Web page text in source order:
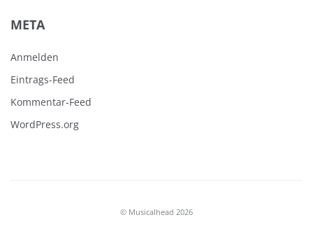
META
Anmelden
Eintrags-Feed
Kommentar-Feed
WordPress.org
© Musicalhead 2026